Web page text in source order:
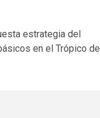
estrategia del
en el Trópico de